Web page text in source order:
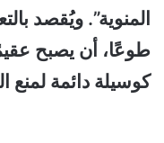
المنوية”. ويُقصد
طوعًا، أن يصبح
كوسيلة دائمة لمنع